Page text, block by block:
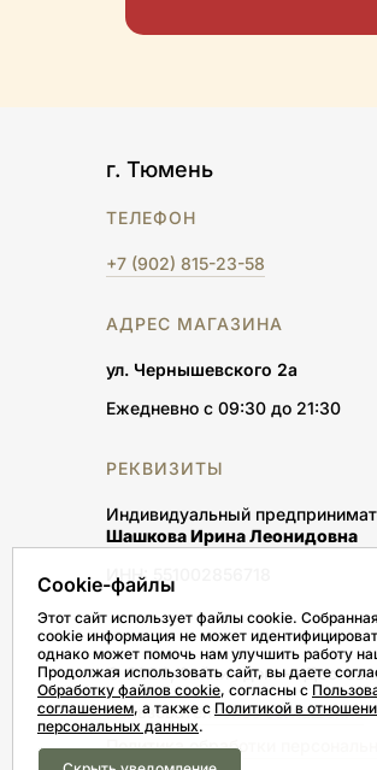
г. Тюмень
ТЕЛЕФОН
+7 (902) 815-23-58
АДРЕС МАГАЗИНА
ул. Чернышевского 2а
Ежедневно с 09:30 до 21:30
РЕКВИЗИТЫ
Индивидуальный
Шашкова Ирина Леонидовна
ИНН: 551002856718
© 2026, Зайкин дом —
Пользовательское соглашение
Политика обработки
Cookie-файлы
Этот сайт использует файлы cookie.
cookie информация не может
однако может помочь нам улучшить работу
Продолжая использовать сайт, вы даете
Обработку файлов cookie, согласны с
соглашением, а также с Политикой в
персональных данных.